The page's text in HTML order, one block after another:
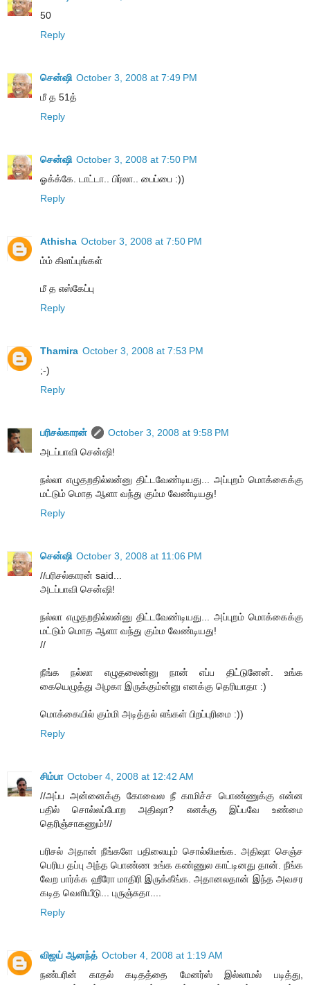
50
Reply
சென்ஷி October 3, 2008 at 7:49 PM
மீ த 51த்
Reply
சென்ஷி October 3, 2008 at 7:50 PM
ஓக்க்கே. டாட்டா.. பிர்லா.. பைப்பை :))
Reply
Athisha October 3, 2008 at 7:50 PM
ம்ம் கிளப்புங்கள்
மீ த எஸ்கேப்பு
Reply
Thamira October 3, 2008 at 7:53 PM
;-)
Reply
பரிசல்காரன்
October 3, 2008 at 9:58 PM
அடப்பாவி சென்ஷி!
நல்லா எழுதறதில்லன்னு திட்டவேண்டியது... அப்புறம் மொக்கைக்கு
மட்டும் மொத ஆளா வந்து கும்ம வேண்டியது!
Reply
சென்ஷி October 3, 2008 at 11:06 PM
//பரிசல்காரன் said...
அடப்பாவி சென்ஷி!
நல்லா எழுதறதில்லன்னு திட்டவேண்டியது... அப்புறம் மொக்கைக்கு
மட்டும் மொத ஆளா வந்து கும்ம வேண்டியது!
//
நீங்க நல்லா எழுதலைன்னு நான் எப்ப திட்டுனேன். உங்க
கையெழுத்து அழகா இருக்கும்ன்னு எனக்கு தெரியாதா :)
மொக்கையில் கும்மி அடித்தல் எங்கள் பிறப்புரிமை :))
Reply
சிம்பா October 4, 2008 at 12:42 AM
//அப்ப அன்னைக்கு கோவைல நீ காமிச்ச பொண்ணுக்கு என்ன
பதில் சொல்லப்போற அதிஷா? எனக்கு இப்பவே உண்மை
தெரிஞ்சாகணும்!//
பரிசல் அதான் நீங்களே பதிலையும் சொல்லிடீங்க. அதிஷா செஞ்ச
பெரிய தப்பு அந்த பொண்ண உங்க கண்ணுல காட்டினது தான். நீங்க
வேற பார்க்க ஹீரோ மாதிரி இருக்கீங்க. அதானலதான் இந்த அவசர
கடித வெளியீடு... புருஞ்சுதா....
Reply
விஜய் ஆனந்த் October 4, 2008 at 1:19 AM
நண்பரின் காதல் கடிதத்தை மேனர்ஸ் இல்லாமல் படித்து,